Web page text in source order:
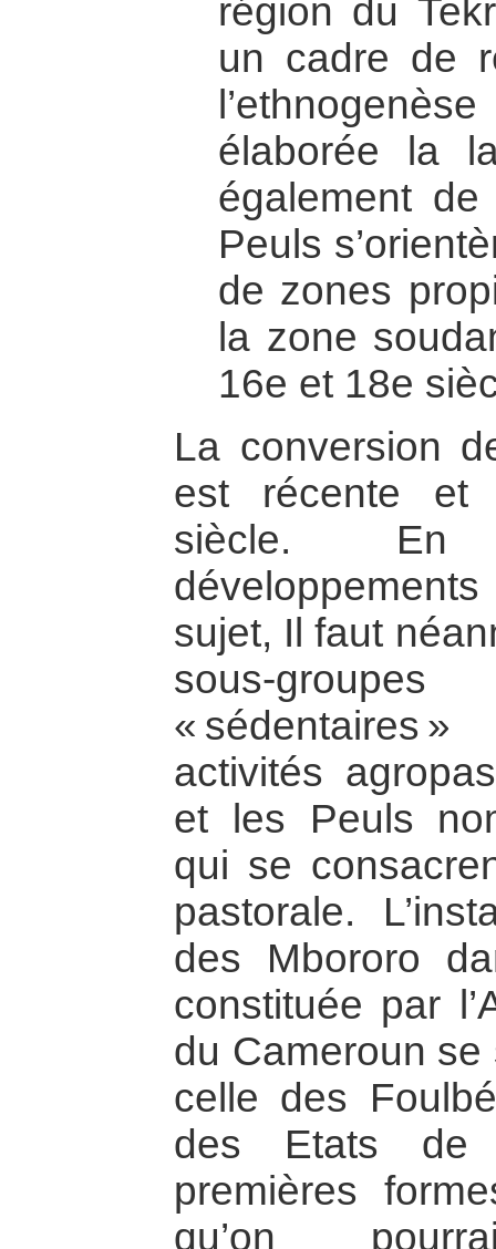
région du
un cadre de
élaborée la
également
Peuls
de zones
la zone
16e et 18e
La conversion
est récente et
siècle. En
sujet, Il faut
sous-
« sédentaires
activités
et les Peuls
qui se
pastorale.
des Mbororo
constituée par
du Cameroun
celle des
des Etats de
premières
qu’on